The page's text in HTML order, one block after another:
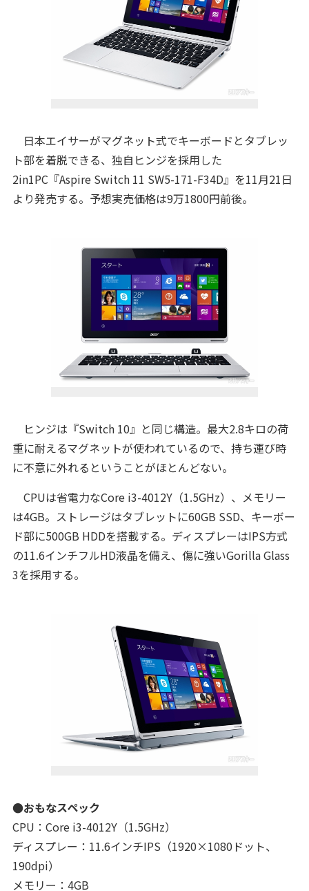
日本エイサーがマグネット式でキーボードとタブレッ
ト部を着脱できる、独自ヒンジを採用した
2in1PC『Aspire Switch 11 SW5-171-F34D』を11月21日
より発売する。予想実売価格は9万1800円前後。
ヒンジは『Switch 10』と同じ構造。最大2.8キロの荷
重に耐えるマグネットが使われているので、持ち運び時
に不意に外れるということがほとんどない。
CPUは省電力なCore i3-4012Y（1.5GHz）、メモリー
は4GB。ストレージはタブレットに60GB SSD、キーボー
ド部に500GB HDDを搭載する。ディスプレーはIPS方式
の11.6インチフルHD液晶を備え、傷に強いGorilla Glass
3を採用する。
●おもなスペック
CPU：Core i3-4012Y（1.5GHz）
ディスプレー：11.6インチIPS（1920×1080ドット、
190dpi）
メモリー：4GB